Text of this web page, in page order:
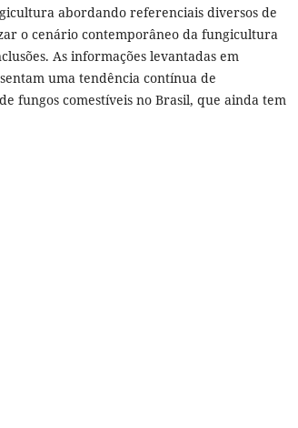
abordando referenciais diversos de
o cenário contemporâneo da fungicultura
As informações levantadas em
uma tendência contínua de
fungos comestíveis no Brasil, que ainda tem